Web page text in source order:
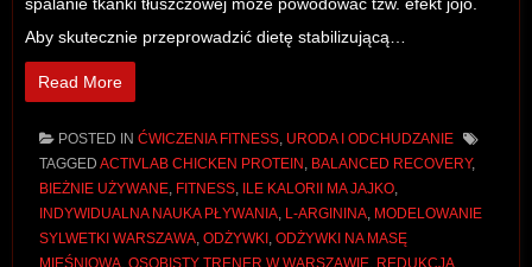
Aby skutecznie przeprowadzić dietę stabilizującą…
Read More
POSTED IN ĆWICZENIA FITNESS URODA I ODCHUDZANIE
TAGGED ACTIVLAB CHICKEN PROTEIN BALANCED RECOVERY,
BIEŻNIE UŻYWANE FITNESS ILE KALORII MA JAJKO
INDYWIDUALNA NAUKA PŁYWANIA L-ARGININA MODELOWANIE
SYLWETKI WARSZAWA ODŻYWKI ODŻYWKI NA MASĘ
MIĘŚNIOWĄ OSOBISTY TRENER W WARSZAWIE REDUKCJA